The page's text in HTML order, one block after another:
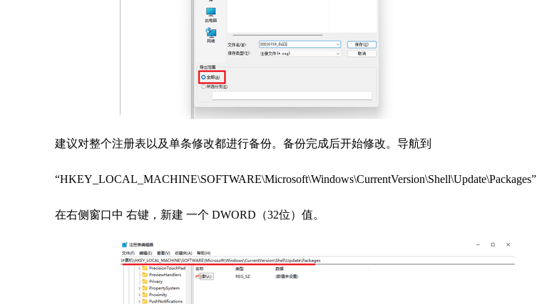
建议对整个注册表以及单条修改都进行备份。备份完成后开始修改。导航到
“HKEY_LOCAL_MACHINE\SOFTWARE\Microsoft\Windows\CurrentVersion\Shell\Update\Packages”
在右侧窗口中 右键，新建 一个 DWORD（32位）值。